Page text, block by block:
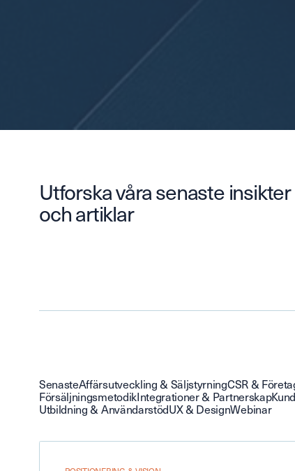
Utforska våra senaste insikter
och artiklar
SenasteAffärsutveckling & SäljstyrningCSR &
FörsäljningsmetodikIntegrationer & Partnerskap
Utbildning & AnvändarstödUX & DesignWebinar